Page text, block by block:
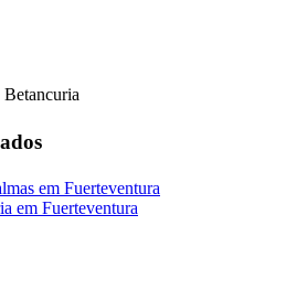
Betancuria
em Fuerteventura
em Fuerteventura